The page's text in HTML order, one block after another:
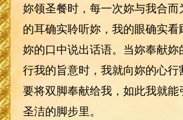
妳领圣餐时，每一次妳与我合而
的耳确实聆听妳，我的眼确实看
妳的口中说出话语。当妳奉献妳
行我的旨意时，我就向妳的心行
要将双脚奉献给我，如此我就能
圣洁的脚步里。